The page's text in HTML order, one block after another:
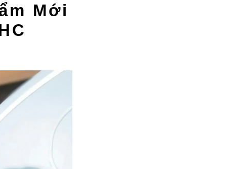
Mới